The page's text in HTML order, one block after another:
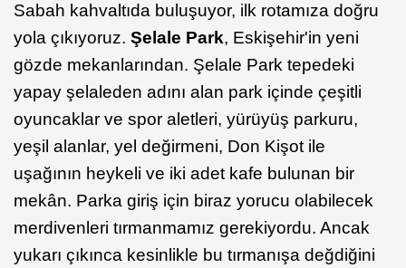
Sabah kahvaltıda buluşuyor, ilk rotamıza doğru
yola çıkıyoruz. Şelale Park, Eskişehir'in yeni
gözde mekanlarından. Şelale Park tepedeki
yapay şelaleden adını alan park içinde çeşitli
oyuncaklar ve spor aletleri, yürüyüş parkuru,
yeşil alanlar, yel değirmeni, Don Kişot ile
uşağının heykeli ve iki adet kafe bulunan bir
mekân. Parka giriş için biraz yorucu olabilecek
merdivenleri tırmanmamız gerekiyordu. Ancak
yukarı çıkınca kesinlikle bu tırmanışa değdiğini